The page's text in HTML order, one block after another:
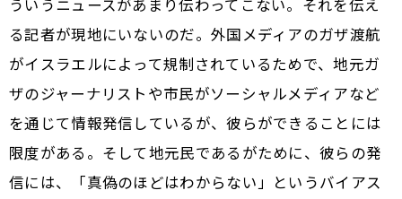
ういうニュースがあまり伝わってこない。それを伝え
る記者が現地にいないのだ。外国メディアのガザ渡航
がイスラエルによって規制されているためで、地元ガ
ザのジャーナリストや市民がソーシャルメディアなど
を通じて情報発信しているが、彼らができることには
限度がある。そして地元民であるがために、彼らの発
信には、「真偽のほどはわからない」というバイアス